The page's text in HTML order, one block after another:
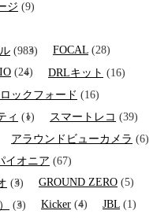
ジ (9)
(983) FOCAL (28)
(24) DRLキット (16)
ロックフォード (16)
ィ (1) スマートレコ (39)
アラウンドビューカメラ (6)
イオニア (67)
(3) GROUND ZERO (5)
(3) Kicker (4) JBL (1)